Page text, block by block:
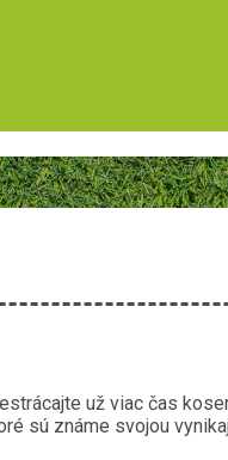
už viac čas
sú známe svojou